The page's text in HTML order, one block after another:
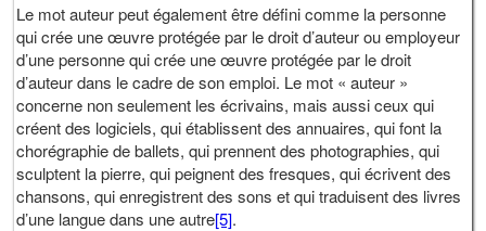
Le mot auteur peut également être défini comme la personne
qui crée une œuvre protégée par le droit d’auteur ou employeur
d’une personne qui crée une œuvre protégée par le droit
d’auteur dans le cadre de son emploi. Le mot « auteur »
concerne non seulement les écrivains, mais aussi ceux qui
créent des logiciels, qui établissent des annuaires, qui font la
chorégraphie de ballets, qui prennent des photographies, qui
sculptent la pierre, qui peignent des fresques, qui écrivent des
chansons, qui enregistrent des sons et qui traduisent des livres
d’une langue dans une autre[5].